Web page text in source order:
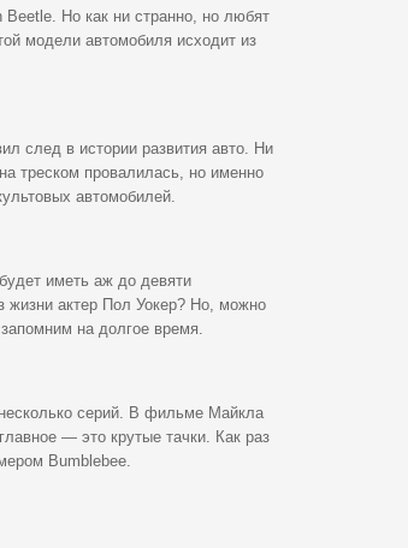
Но как ни странно, но любят
модели автомобиля исходит из
след в истории развития авто. Ни
треском провалилась, но именно
автомобилей.
иметь аж до девяти
жизни актер Пол Уокер? Но, можно
на долгое время.
серий. В фильме Майкла
— это крутые тачки. Как раз
Bumblebee.